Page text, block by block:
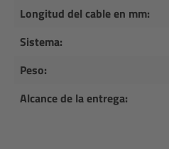
Longitud del cable en mm:
Sistema:
Peso:
Alcance de la entrega: